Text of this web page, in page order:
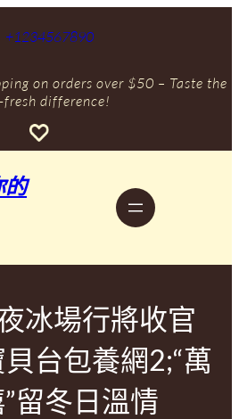
+1234567890
on orders over $50 – Taste the
difference!
的
冰場行將收官
台包養網2;“萬
留冬日溫情